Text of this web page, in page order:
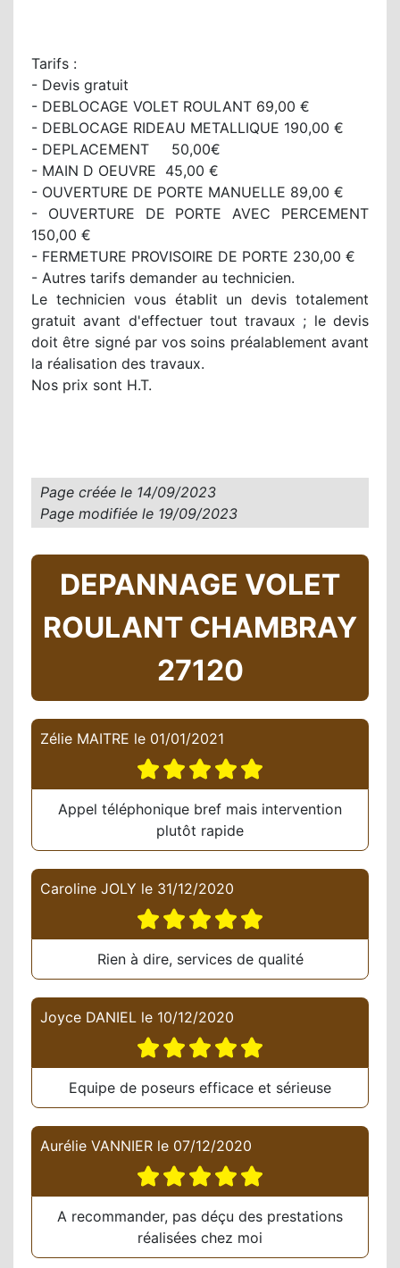
Tarifs :
- Devis gratuit
- DEBLOCAGE VOLET ROULANT 69,00 €
- DEBLOCAGE RIDEAU METALLIQUE 190,00 €
- DEPLACEMENT 50,00€
- MAIN D OEUVRE 45,00 €
- OUVERTURE DE PORTE MANUELLE 89,00 €
- OUVERTURE DE PORTE AVEC PERCEMENT
150,00 €
- FERMETURE PROVISOIRE DE PORTE 230,00 €
- Autres tarifs demander au technicien.
Le technicien vous établit un devis totalement
gratuit avant d'effectuer tout travaux ; le devis
doit être signé par vos soins préalablement avant
la réalisation des travaux.
Nos prix sont H.T.
Page créée le 14/09/2023
Page modifiée le 19/09/2023
DEPANNAGE VOLET
ROULANT CHAMBRAY
27120
Zélie MAITRE le 01/01/2021
Appel téléphonique bref mais intervention
plutôt rapide
Caroline JOLY le 31/12/2020
Rien à dire, services de qualité
Joyce DANIEL le 10/12/2020
Equipe de poseurs efficace et sérieuse
Aurélie VANNIER le 07/12/2020
A recommander, pas déçu des prestations
réalisées chez moi